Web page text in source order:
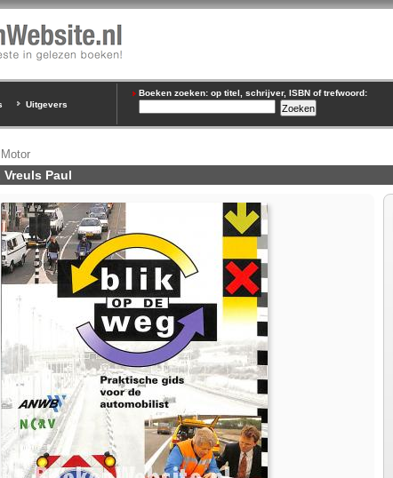
Uitgevers
Boeken zoeken: op titel, schrijver, ISBN of trefwoord:
Paul